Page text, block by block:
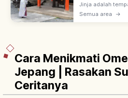
Jinja adalah
Jepang, ada
Semua area →
Cara Menikmati
Jepang | Rasakan
Ceritanya